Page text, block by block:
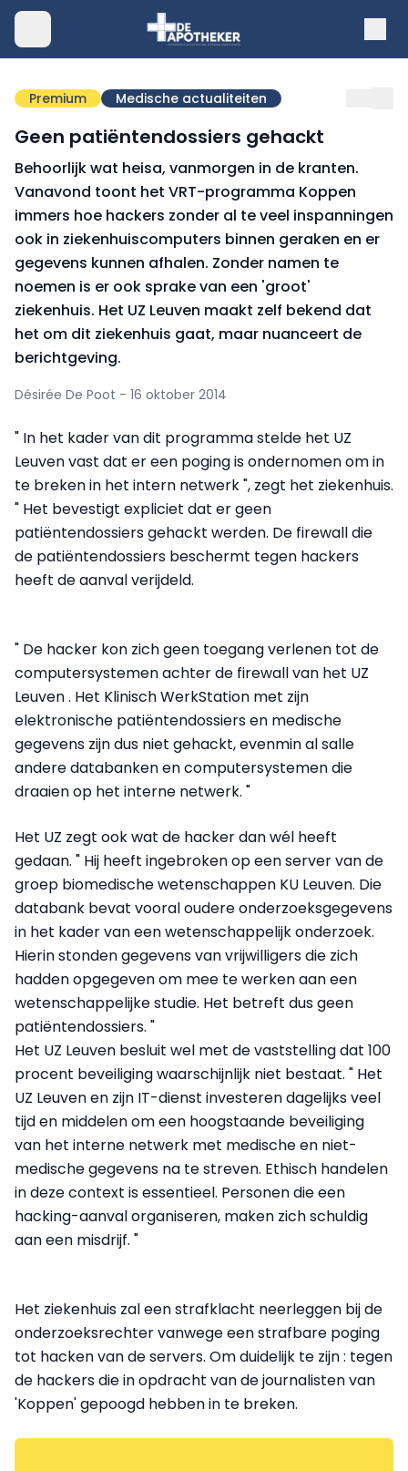
Premium Medische actualiteiten
Geen patiëntendossiers gehackt
Behoorlijk wat heisa, vanmorgen in de kranten.
Vanavond toont het VRT-programma Koppen
immers hoe hackers zonder al te veel inspanningen
ook in ziekenhuiscomputers binnen geraken en er
gegevens kunnen afhalen. Zonder namen te
noemen is er ook sprake van een 'groot'
ziekenhuis. Het UZ Leuven maakt zelf bekend dat
het om dit ziekenhuis gaat, maar nuanceert de
berichtgeving.
Désirée De Poot - 16 oktober 2014
" In het kader van dit programma stelde het UZ
Leuven vast dat er een poging is ondernomen om in
te breken in het intern netwerk ", zegt het ziekenhuis.
" Het bevestigt expliciet dat er geen
patiëntendossiers gehackt werden. De firewall die
de patiëntendossiers beschermt tegen hackers
heeft de aanval verijdeld.
" De hacker kon zich geen toegang verlenen tot de
computersystemen achter de firewall van het UZ
Leuven . Het Klinisch WerkStation met zijn
elektronische patiëntendossiers en medische
gegevens zijn dus niet gehackt, evenmin al salle
andere databanken en computersystemen die
draaien op het interne netwerk. "
Het UZ zegt ook wat de hacker dan wél heeft
gedaan. " Hij heeft ingebroken op een server van de
groep biomedische wetenschappen KU Leuven. Die
databank bevat vooral oudere onderzoeksgegevens
in het kader van een wetenschappelijk onderzoek.
Hierin stonden gegevens van vrijwilligers die zich
hadden opgegeven om mee te werken aan een
wetenschappelijke studie. Het betreft dus geen
patiëntendossiers. "
Het UZ Leuven besluit wel met de vaststelling dat 100
procent beveiliging waarschijnlijk niet bestaat. " Het
UZ Leuven en zijn IT-dienst investeren dagelijks veel
tijd en middelen om een hoogstaande beveiliging
van het interne netwerk met medische en niet-
medische gegevens na te streven. Ethisch handelen
in deze context is essentieel. Personen die een
hacking-aanval organiseren, maken zich schuldig
aan een misdrijf. "
Het ziekenhuis zal een strafklacht neerleggen bij de
onderzoeksrechter vanwege een strafbare poging
tot hacken van de servers. Om duidelijk te zijn : tegen
de hackers die in opdracht van de journalisten van
'Koppen' gepoogd hebben in te breken.